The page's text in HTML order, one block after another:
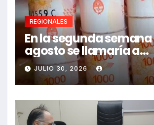
REGIONALES
En la segunda
agosto se llamaría a
paritarias
JULIO 30, 2026